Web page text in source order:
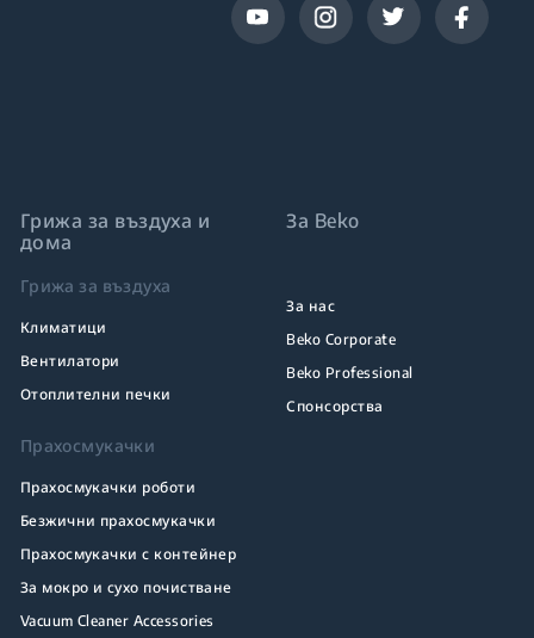
Грижа за въздуха и
дома
Грижа за въздуха
Климатици
Вентилатори
Отоплителни печки
Прахосмукачки
Прахосмукачки роботи
Безжични прахосмукачки
Прахосмукачки с контейнер
За мокро и сухо почистване
Vacuum Cleaner Accessories
За Beko
За нас
Beko Corporate
Beko Professional
Спонсорства